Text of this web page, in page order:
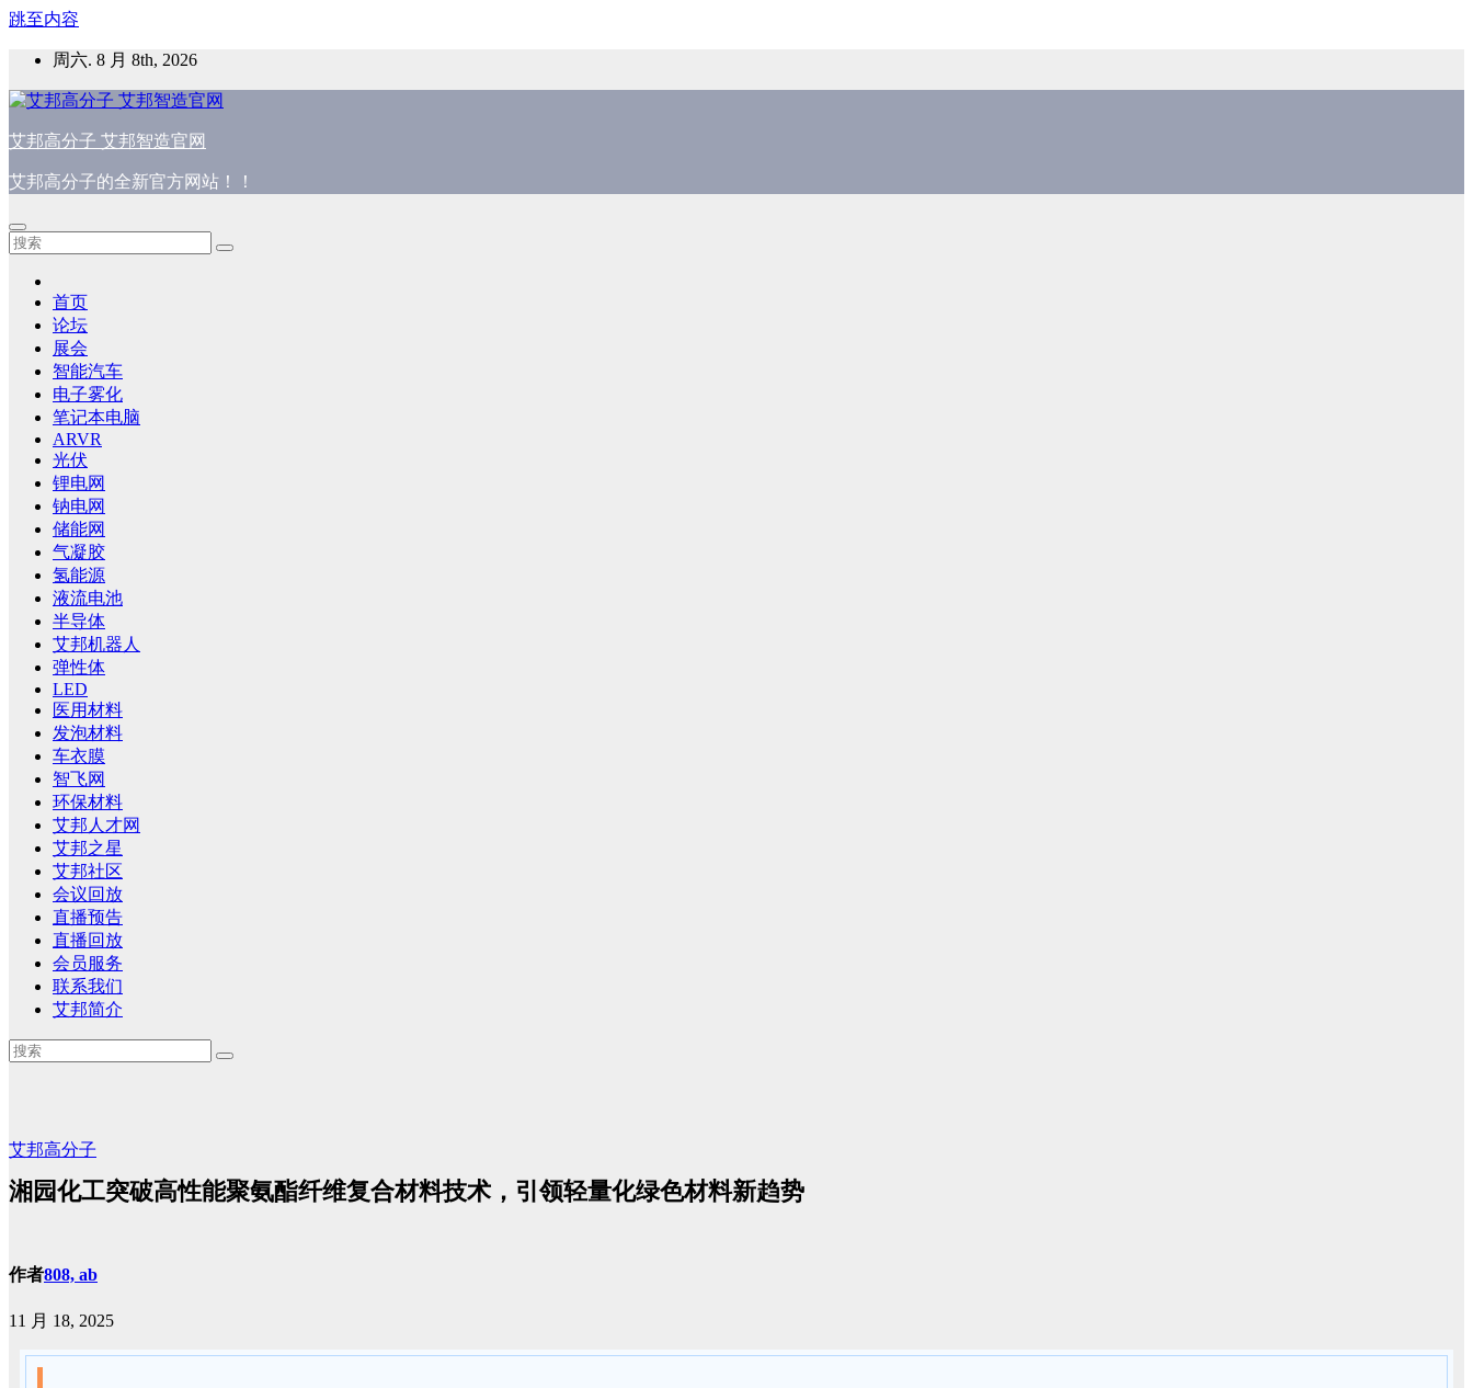
跳至内容
周六. 8 月 8th, 2026
艾邦高分子 艾邦智造官网
艾邦高分子的全新官方网站！！
首页
论坛
展会
智能汽车
电子雾化
笔记本电脑
ARVR
光伏
锂电网
钠电网
储能网
气凝胶
氢能源
液流电池
半导体
艾邦机器人
弹性体
LED
医用材料
发泡材料
车衣膜
智飞网
环保材料
艾邦人才网
艾邦之星
艾邦社区
会议回放
直播预告
直播回放
会员服务
联系我们
艾邦简介
艾邦高分子
湘园化工突破高性能聚氨酯纤维复合材料技术，引领轻量化绿色材料新趋势
作者808, ab
11 月 18, 2025